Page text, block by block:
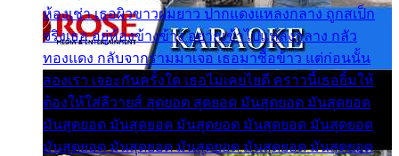
ห้องเช่า เธอผิวขาวผมยาว ปากแดงแหลงกลาง ถูกสเป็ก
จริงเธอ อยู่ห้องข้างข้าง อยากเข้าไปแหลงกลาง กลัว
ทองแดง กลับจากรามมาเจอ เธอมาซื้อข้าว แต่ก่อนนั้น
สองเรา เจอะกันครั้งใด เธอไม่เคยไยดี คราวนี้เธอยิ้มให้
ต้องให้ใส่ลีวายส์ สุดยอด สุดยอด มันสุดยอด มันสุดยอด
มันสุดยอด มันสุดยอด มันสุดยอด มันสุดยอด มันสุดยอด
มันสุดยอด มันสุดยอด มันสุดยอด มันสุดยอด มันสุดยอด